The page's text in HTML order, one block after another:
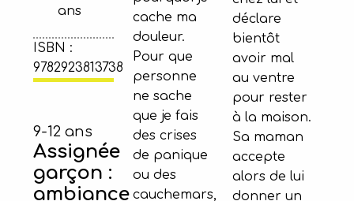
ans
ISBN :
9782923813738
cache ma
douleur.
Pour que
personne
ne sache
que je fais
des crises
de panique
ou des
cauchemars,
9-12 ans
Assignée
garçon :
ambiance
déclare
bientôt
avoir mal
au ventre
pour rester
à la maison.
Sa maman
accepte
alors de lui
donner un